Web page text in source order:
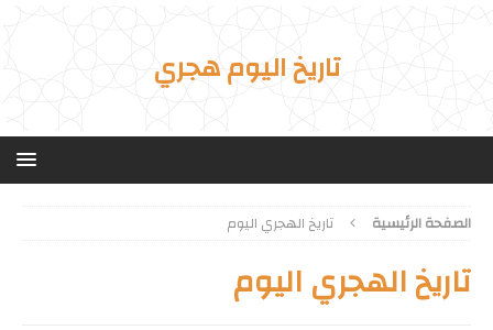
تاريخ اليوم هجري
الصفحة الرئيسية تاريخ الهجري اليوم
تاريخ الهجري اليوم